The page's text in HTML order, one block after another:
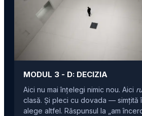
MODUL 3 - D: DECIZIA
Aici nu mai înțelegi nimic nou. Aici
clasă. Și pleci cu dovada —
alege altfel. Răspunsul la „am